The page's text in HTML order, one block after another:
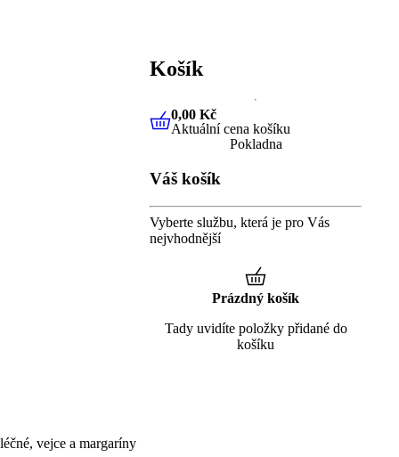
vejce a margaríny
Košík
0,00 KčAktuální cena košíku
0,00 Kč
Aktuální cena košíku
Pokladna
Váš košík
Vyberte službu, která je pro Vás
nejvhodnější
Prázdný košík
Tady uvidíte položky přidané do
košíku